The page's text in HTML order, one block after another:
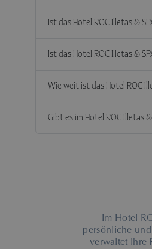
Ist das Hotel ROC Illetas &
Ist das Hotel ROC Illetas &
Wie weit ist das Hotel ROC
Gibt es im Hotel ROC Illetas
Im Hotel
persönliche
verwaltet Ihre